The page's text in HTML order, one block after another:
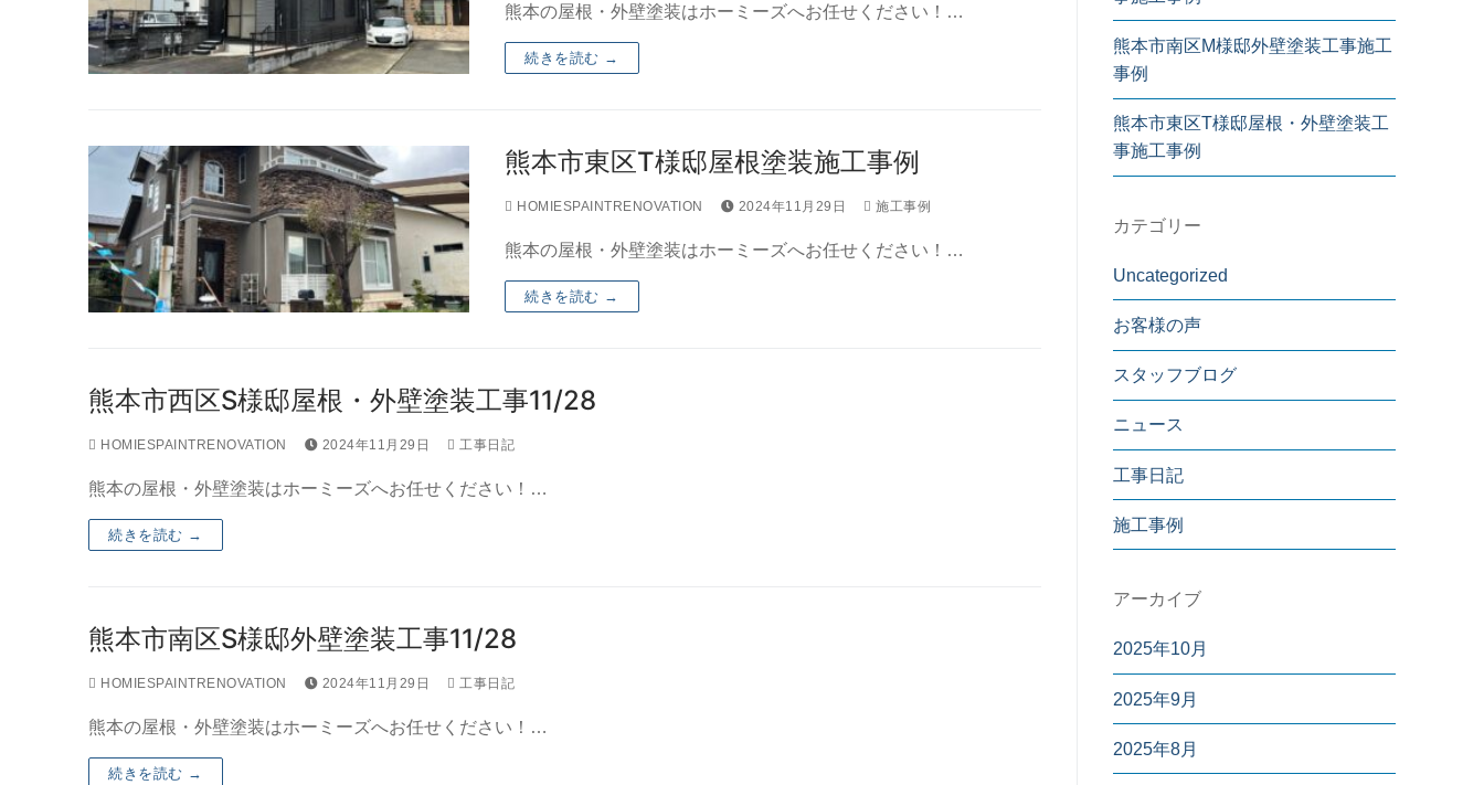
熊本の屋根・外壁塗装はホーミーズへお任せください！…
続きを読む →
熊本市東区T様邸屋根塗装施工事例
HOMIESPAINTRENOVATION 2024年11月29日 施工事例
熊本の屋根・外壁塗装はホーミーズへお任せください！…
続きを読む →
熊本市西区S様邸屋根・外壁塗装工事11/28
HOMIESPAINTRENOVATION 2024年11月29日 工事日記
熊本の屋根・外壁塗装はホーミーズへお任せください！…
続きを読む →
熊本市南区S様邸外壁塗装工事11/28
HOMIESPAINTRENOVATION 2024年11月29日 工事日記
熊本の屋根・外壁塗装はホーミーズへお任せください！…
続きを読む →
熊本市南区M様邸外壁塗装工事施工
事例
熊本市東区T様邸屋根・外壁塗装工
事施工事例
カテゴリー
Uncategorized
お客様の声
スタッフブログ
ニュース
工事日記
施工事例
アーカイブ
2025年10月
2025年9月
2025年8月